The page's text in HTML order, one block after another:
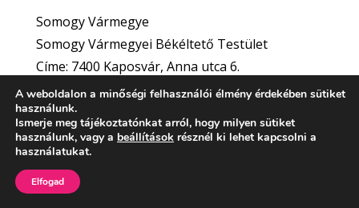
Somogy Vármegye
Somogy Vármegyei Békéltető Testület
Címe: 7400 Kaposvár, Anna utca 6.
Telefonszáma: (82) 501-000
E-mail cím: skik@skik.hu
Szabolcs-Szatmár-Bereg Vármegye
Szabolcs-Szatmár- Bereg Vármegyei Békéltető
Testület
A weboldalon a minőségi felhasználói élmény érdekében sütiket
használunk.
Ismerje meg tájékoztatónkat arról, hogy milyen sütiket
használunk, vagy a beállítások résznél ki lehet kapcsolni a
használatukat.
Elfogad